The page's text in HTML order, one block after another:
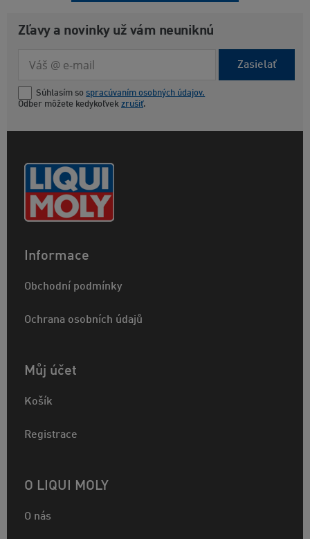
Zľavy a novinky už vám neuniknú
Zasielať
Súhlasím so spracúvaním osobných údajov.
Odber môžete kedykoľvek zrušiť.
Informace
Obchodní podmínky
Ochrana osobních údajů
Můj účet
Košík
Registrace
O LIQUI MOLY
O nás